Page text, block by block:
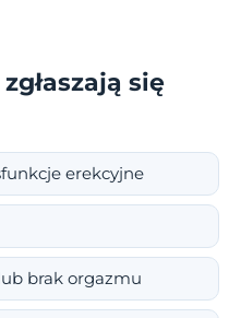
się
erekcyjne
brak orgazmu